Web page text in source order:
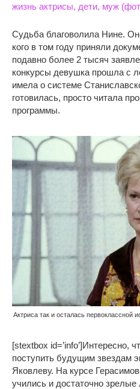
жизнь актрисы, дети, муж
Судьба благоволила Нине.
кого в том году приняли
подавно более 2 тысяч
конкурсы девушка прошла с
имела о системе
готовилась, просто читала
программы.
Актриса так и осталась первоклассной
[stextbox id=’info’]Интересно,
поступить будущим звездам
Яковлеву. На курсе
учились и достаточно